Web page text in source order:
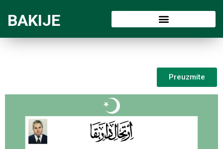
BAKIJE
Preuzmite